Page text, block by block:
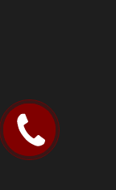
Rappelez
moi